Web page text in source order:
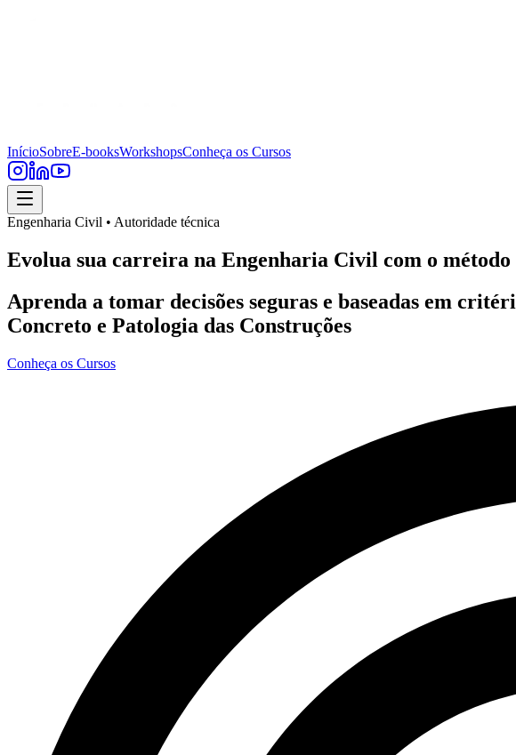
InícioSobreE-booksWorkshopsConheça os Cursos
Engenharia Civil • Autoridade técnica
Evolua sua carreira na Engenharia Civil com o método
Aprenda a tomar decisões seguras e baseadas em
Concreto e Patologia das Construções
Conheça os Cursos